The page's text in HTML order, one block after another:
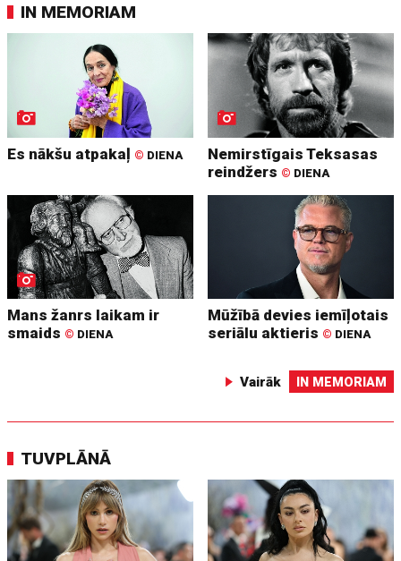
IN MEMORIAM
Es nākšu atpakaļ © DIENA
Nemirstīgais Teksasas
reindžers © DIENA
Mans žanrs laikam ir
smaids © DIENA
Mūžībā devies iemīļotais
seriālu aktieris © DIENA
Vairāk IN MEMORIAM
TUVPLĀNĀ